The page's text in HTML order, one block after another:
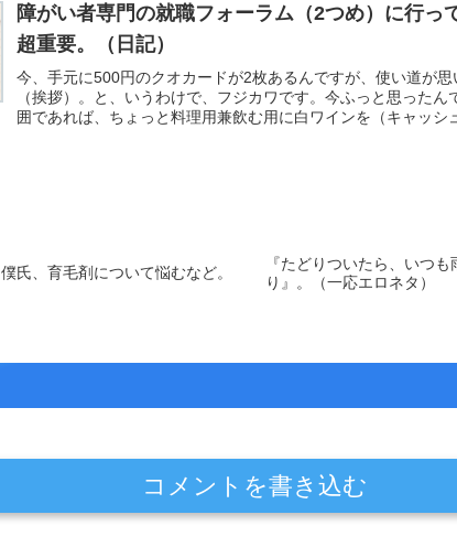
障がい者専門の就職フォーラム（2つめ）に行っ
超重要。（日記）
今、手元に500円のクオカードが2枚あるんですが、使い道が
（挨拶）。と、いうわけで、フジカワです。今ふっと思った
囲であれば、ちょっと料理用兼飲む用に白ワインを（キャッシ
僕氏、育毛剤について悩むなど。
『たどりついたら、いつも
り』。（一応エロネタ）
コメントを書き込む